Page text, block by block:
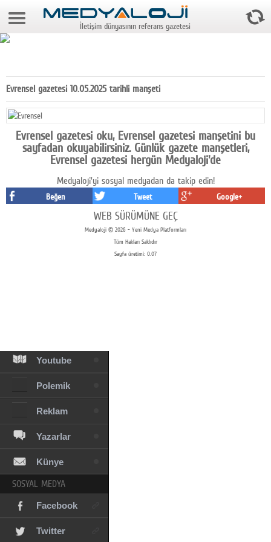
7 Ağustos 2026 4:34:34
Gazeteler
Medya
Reyting-tiraj
Teknoloji
Youtube
Polemik
Reklam
Yazarlar
Künye
SOSYAL MEDYA
Facebook
Twitter
İletişim dünyasının referans gazetesi
Evrensel gazetesi 10.05.2025 tarihli manşeti
Evrensel gazetesi oku, Evrensel gazetesi manşetini bu
sayfadan okuyabilirsiniz. Günlük gazete manşetleri,
Evrensel gazetesi hergün Medyaloji'de
Medyaloji'yi sosyal medyadan da takip edin!
Beğen Tweet Google+
WEB SÜRÜMÜNE GEÇ
Medyaloji © 2026 - Yeni Medya Platformları
Tüm Hakları Saklıdır
Sayfa üretimi: 0.07